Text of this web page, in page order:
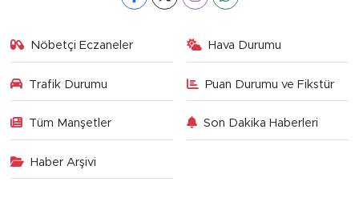
Nöbetçi Eczaneler Hava Durumu
Trafik Durumu Puan Durumu ve Fikstür
Tüm Manşetler Son Dakika Haberleri
Haber Arşivi